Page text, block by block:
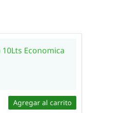
10Lts Economica
Agregar al carrito